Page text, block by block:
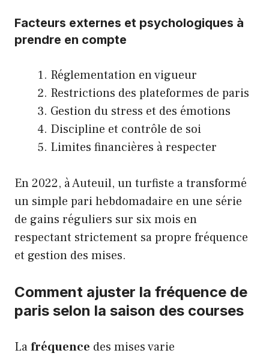
Facteurs externes et psychologiques à
prendre en compte
Réglementation en vigueur
Restrictions des plateformes de paris
Gestion du stress et des émotions
Discipline et contrôle de soi
Limites financières à respecter
En 2022, à Auteuil, un turfiste a transformé
un simple pari hebdomadaire en une série
de gains réguliers sur six mois en
respectant strictement sa propre fréquence
et gestion des mises.
Comment ajuster la fréquence de
paris selon la saison des courses
Lafréquence des mises varie